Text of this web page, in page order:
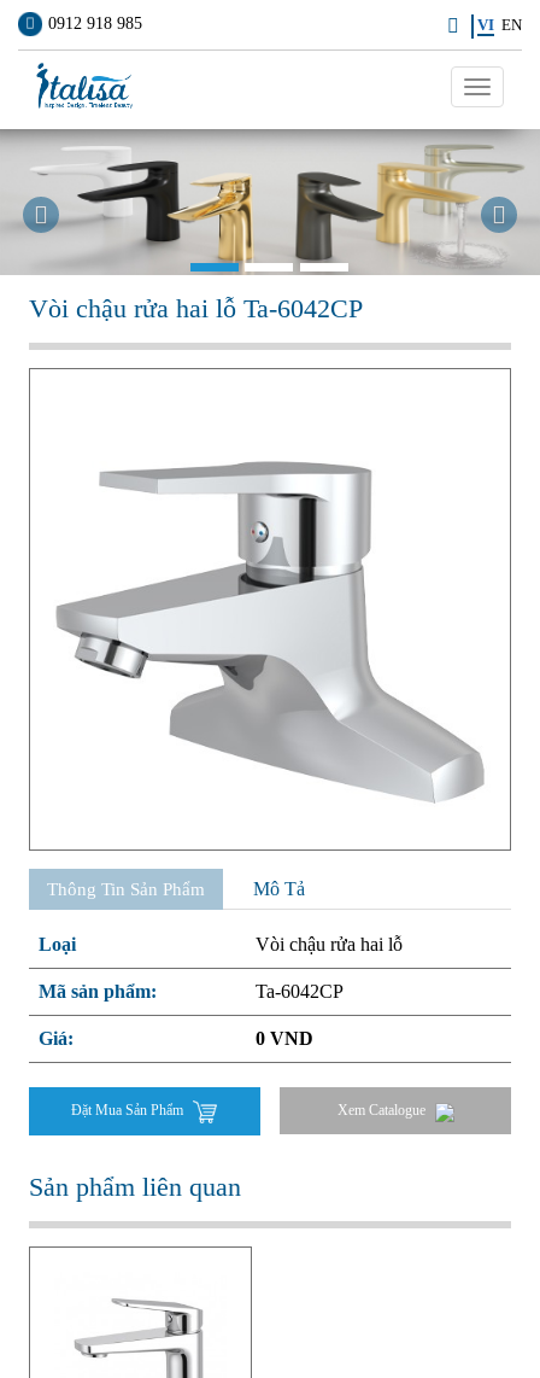
0912 918 985 VI EN
Toggle
Previous
Vòi chậu rửa hai lỗ Ta-6042CP
Thông Tin Sản Phẩm Mô Tả
Loại Vòi chậu rửa hai lỗ
Mã sản phẩm: Ta-6042CP
Giá: 0 VND
Đặt Mua Sản Phẩm Xem Catalogue
Sản phẩm liên quan